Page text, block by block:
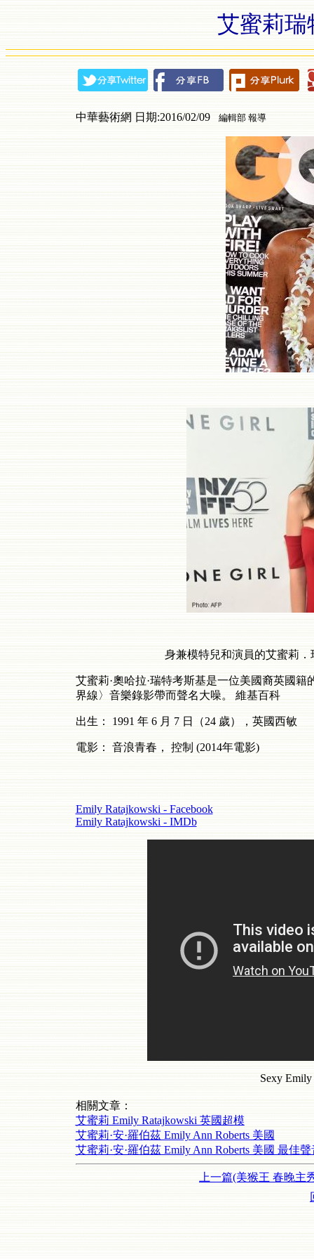
艾蜜莉瑞
中華藝術網 日期:2016/02/09 編輯部 報導
身兼模特兒和演員的艾蜜莉．
艾蜜莉·奧哈拉·瑞特考斯基是一位美國裔英國籍
界線〉音樂錄影帶而聲名大噪。
維基百科
出生： 1991 年6 月 7 日（24 歲），英國西敏
電影： 音浪青春， 控制 (2014年電影)
Emily Ratajkowski - Facebook
Emily Ratajkowski - IMDb
Sexy
相關文章：
艾蜜莉 Emily Ratajkowski 英國超模
艾蜜莉·安·羅伯茲 Emily Ann Roberts 美國
艾蜜莉·安·羅伯茲 Emily Ann Roberts 美國 最佳
上一篇(美猴王 春晚主